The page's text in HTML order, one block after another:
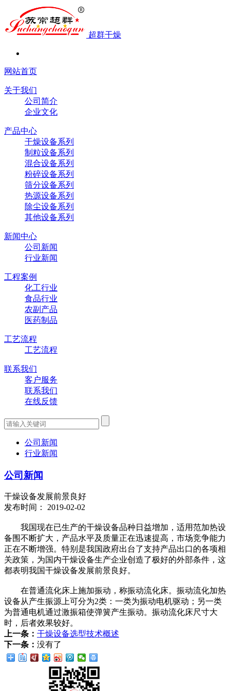
超群干燥
网站首页
关于我们
公司简介
企业文化
产品中心
干燥设备系列
制粒设备系列
混合设备系列
粉碎设备系列
筛分设备系列
热源设备系列
除尘设备系列
其他设备系列
新闻中心
公司新闻
行业新闻
工程案例
化工行业
食品行业
农副产品
医药制品
工艺流程
工艺流程
联系我们
客户服务
联系我们
在线反馈
公司新闻
行业新闻
公司新闻
干燥设备发展前景良好
发布时间： 2019-02-02
我国现在已生产的干燥设备品种日益增加，适用范加热设
备围不断扩大，产品水平及质量正在迅速提高，市场竞争能力
正在不断增强。特别是我国政府出台了支持产品出口的各项相
关政策，为国内干燥设备生产企业创造了极好的外部条件，这
都表明我国干燥设备发展前景良好。
在普通流化床上施加振动，称振动流化床。振动流化加热
设备从产生振源上可分为2类：一类为振动电机驱动；另一类
为普通电机通过激振箱使弹簧产生振动。振动流化床尺寸大
时，后者效果较好。
上一条： 干燥设备选型技术概述
下一条： 没有了